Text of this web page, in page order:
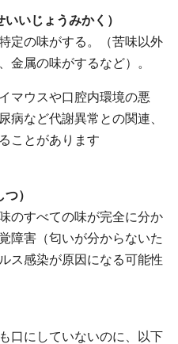
いじょうみかく）
定の味がする。（苦味以外
金属の味がするなど）。
マウスや口腔内環境の悪
病など代謝異常との関連、
ことがあります
）
のすべての味が完全に分か
障害（匂いが分からないた
ス感染が原因になる可能性
口にしていないのに、以下